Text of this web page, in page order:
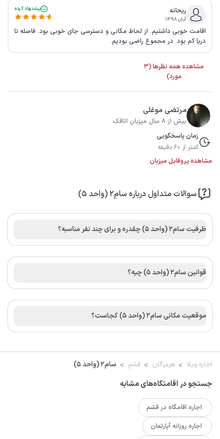
ریحانه
آبان ۱۳۹۸
پیشنهاد کرده
اقامت خوبی داشتیم. از لحاظ مکانی و دسترسی جای خوبی بود. فاصله تا
دریا کم بود. در مجموع راضی بودیم.
مشاهده همه نظرها (3
مورد)
مرتضی موغلی
بیش از 8 سال میزبان اتاقک
زمان پاسخگویی
کمتر از 60 دقیقه
مشاهده پروفایل میزبان
سوالات متداول درباره سام2 (واحد 5)
ظرفیت سام2 (واحد 5) چقدره و برای چند نفر مناسبه؟
قوانین سام2 (واحد 5) چیه؟
موقعیت مکانی سام2 (واحد 5) کجاست؟
اجاره ویلا هرمزگان قشم سام2 (واحد 5)
جستجو در اقامتگاه‌های مشابه
اجاره اقامگاه در قشم
اجاره روزانه آپارتمان